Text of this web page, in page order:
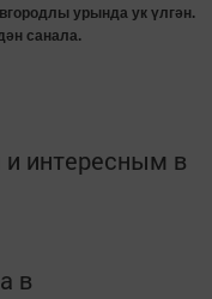
урында ук үлгән.
санала.
интересным в
в